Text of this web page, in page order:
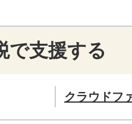
で支援する
クラウドフ